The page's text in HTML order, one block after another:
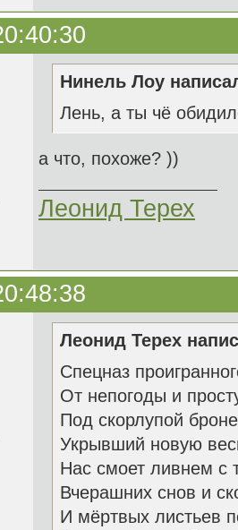
Нинель Лоу
Лень, а ты чё
а что, похоже? ))
Леонид Терех
Леонид Терех
Спецназ
От непогоды и
Под скорлупой
Укрывший новую
Нас смоет ливнем с
Вчерашних снов и
И мёртвых листьев